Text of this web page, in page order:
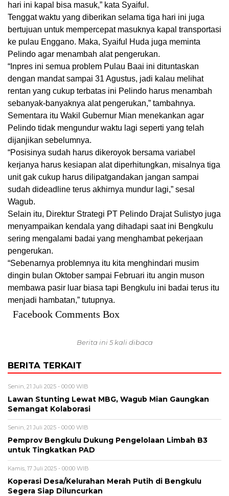
hari ini kapal bisa masuk,” kata Syaiful.
Tenggat waktu yang diberikan selama tiga hari ini juga
bertujuan untuk mempercepat masuknya kapal transportasi
ke pulau Enggano. Maka, Syaiful Huda juga meminta
Pelindo agar menambah alat pengerukan.
“Inpres ini semua problem Pulau Baai ini dituntaskan
dengan mandat sampai 31 Agustus, jadi kalau melihat
rentan yang cukup terbatas ini Pelindo harus menambah
sebanyak-banyaknya alat pengerukan,” tambahnya.
Sementara itu Wakil Gubernur Mian menekankan agar
Pelindo tidak mengundur waktu lagi seperti yang telah
dijanjikan sebelumnya.
“Posisinya sudah harus dikeroyok bersama variabel
kerjanya harus kesiapan alat diperhitungkan, misalnya tiga
unit gak cukup harus dilipatgandakan jangan sampai
sudah dideadline terus akhirnya mundur lagi,” sesal
Wagub.
Selain itu, Direktur Strategi PT Pelindo Drajat Sulistyo juga
menyampaikan kendala yang dihadapi saat ini Bengkulu
sering mengalami badai yang menghambat pekerjaan
pengerukan.
“Sebenarnya problemnya itu kita menghindari musim
dingin bulan Oktober sampai Februari itu angin muson
membawa pasir luar biasa tapi Bengkulu ini badai terus itu
menjadi hambatan,” tutupnya.
Facebook Comments Box
Berita ini 5 kali dibaca
BERITA TERKAIT
Senin, 21 Juli 2025 - 00:00 WIB
Lawan Stunting Lewat MBG, Wagub Mian Gaungkan
Semangat Kolaborasi
Senin, 21 Juli 2025 - 00:00 WIB
Pemprov Bengkulu Dukung Pengelolaan Limbah B3
untuk Tingkatkan PAD
Kamis, 17 Juli 2025 - 00:00 WIB
Koperasi Desa/Kelurahan Merah Putih di Bengkulu
Segera Siap Diluncurkan